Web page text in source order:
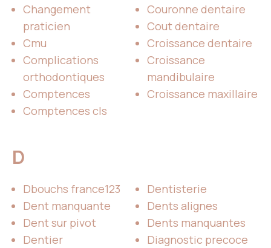
Changement
praticien
Cmu
Complications
orthodontiques
Comptences
Comptences cls
Couronne dentaire
Cout dentaire
Croissance dentaire
Croissance
mandibulaire
Croissance maxillaire
D
Dbouchs france123
Dent manquante
Dent sur pivot
Dentier
Dentisterie
Dents alignes
Dents manquantes
Diagnostic precoce